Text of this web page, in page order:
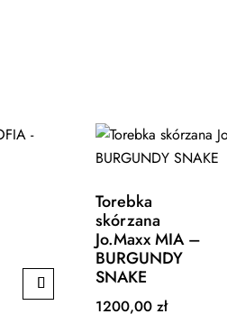
Torebka
skórzana
Jo.Maxx MIA –
BURGUNDY
SNAKE
1200,00 zł